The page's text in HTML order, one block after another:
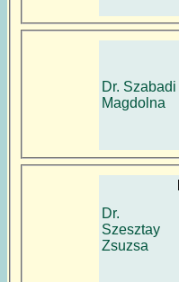
Dr. Szabadi
Magdolna
Dr.
Szesztay
Zsuzsa